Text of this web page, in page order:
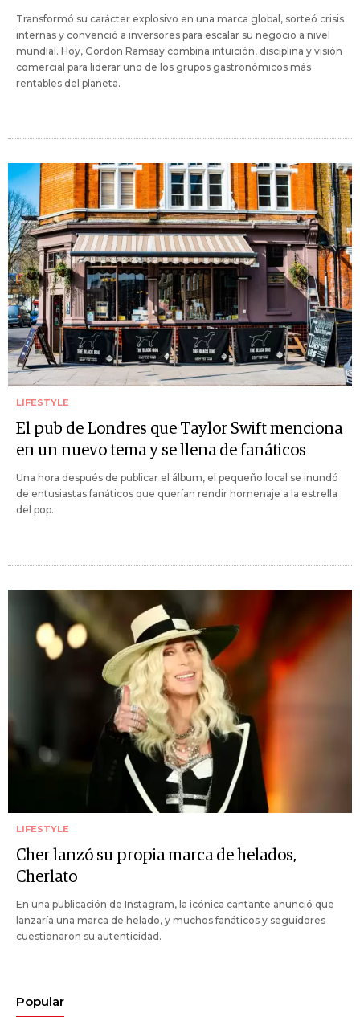
Transformó su carácter explosivo en una marca global, sorteó crisis
internas y convenció a inversores para escalar su negocio a nivel
mundial. Hoy, Gordon Ramsay combina intuición, disciplina y visión
comercial para liderar uno de los grupos gastronómicos más
rentables del planeta.
LIFESTYLE
El pub de Londres que Taylor Swift menciona
en un nuevo tema y se llena de fanáticos
Una hora después de publicar el álbum, el pequeño local se inundó
de entusiastas fanáticos que querían rendir homenaje a la estrella
del pop.
LIFESTYLE
Cher lanzó su propia marca de helados,
Cherlato
En una publicación de Instagram, la icónica cantante anunció que
lanzaría una marca de helado, y muchos fanáticos y seguidores
cuestionaron su autenticidad.
Popular